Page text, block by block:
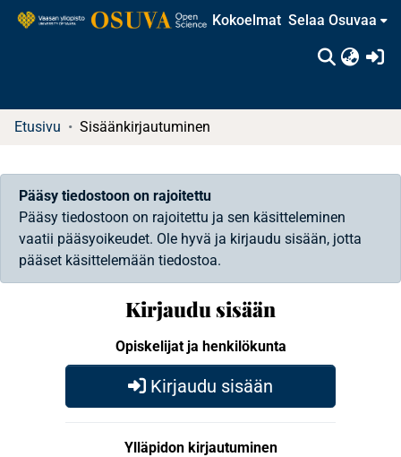
Kokoelmat Selaa Osuvaa
Etusivu Sisäänkirjautuminen
Pääsy tiedostoon on rajoitettu
Pääsy tiedostoon on rajoitettu ja sen käsitteleminen
vaatii pääsyoikeudet. Ole hyvä ja kirjaudu sisään, jotta
pääset käsittelemään tiedostoa.
Kirjaudu sisään
Opiskelijat ja henkilökunta
Kirjaudu sisään
Ylläpidon kirjautuminen